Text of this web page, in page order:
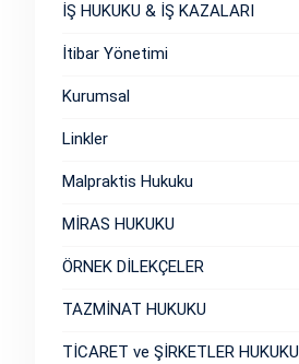
İŞ HUKUKU & İŞ KAZALARI
İtibar Yönetimi
Kurumsal
Linkler
Malpraktis Hukuku
MİRAS HUKUKU
ÖRNEK DİLEKÇELER
TAZMİNAT HUKUKU
TİCARET ve ŞİRKETLER HUKUKU